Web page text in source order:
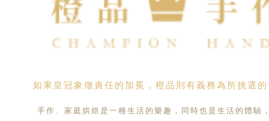
如果皇冠象徵責任的加冕，橙品則有義務為所挑選
手作、家庭烘焙是一種生活的樂趣，同時也是生活的體驗